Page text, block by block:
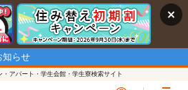
知らせ
・アパート・学生会館・学生寮検索サイト